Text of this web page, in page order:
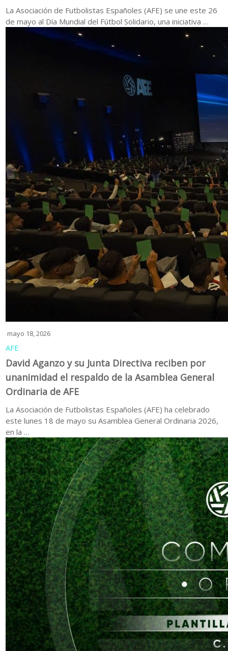
La Asociación de Futbolistas Españoles (AFE) se une este 26
de mayo al Día Mundial del Fútbol Solidario, una iniciativa …
mayo 18, 2026
AFE
David Aganzo y su Junta Directiva reciben por
unanimidad el respaldo de la Asamblea General
Ordinaria de AFE
La Asociación de Futbolistas Españoles (AFE) ha celebrado
este lunes 18 de mayo su Asamblea General Ordinaria 2026,
en la …